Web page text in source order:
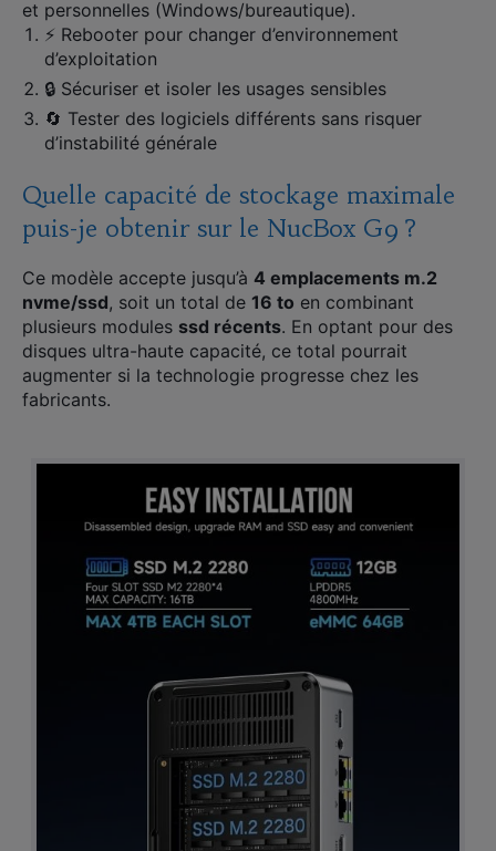
et personnelles (Windows/bureautique).
⚡ Rebooter pour changer d’environnement
d’exploitation
🔒 Sécuriser et isoler les usages sensibles
🔄 Tester des logiciels différents sans risquer
d’instabilité générale
Quelle capacité de stockage maximale
puis-je obtenir sur le NucBox G9 ?
Ce modèle accepte jusqu’à 4 emplacements m.2
nvme/ssd, soit un total de 16 to en combinant
plusieurs modules ssd récents. En optant pour des
disques ultra-haute capacité, ce total pourrait
augmenter si la technologie progresse chez les
fabricants.